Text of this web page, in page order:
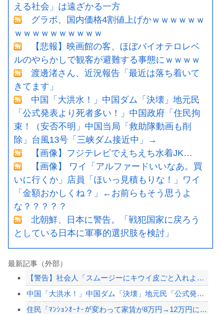
える社会」は遠ざかる一方
グラボ、国内価格4割値上げかｗｗｗｗｗｗ
ｗｗｗｗｗｗｗｗｗｗ
【悲報】映画館の客、ほぼバイオテロレベ
ルのやらかしで観客が避難する事態にｗｗｗｗ
渡邊渚さん、近況報告「最近は落ち着いて
きてます」
中国「大洪水！」中国ダム「決壊」地元民
「公式発表より死者多い！」中国政府「住民拘
束！（安否不明」中国当局「救助隊動画も削
除」台風13号「三峡ダム接近中」→
【画像】フジテレビでえちえち水着JK…
【画像】 ワイ「アルファードいいなあ。買
いに行くか」店員「ほいっ見積もりな！」ワイ
「金額おかしくね？」←お前らもそう思うよ
な？？？？？
北朝鮮、日本に警告。「戦犯国家に戻ろう
としている日本に軍事的選択肢を検討」
最新記事（外部）
【警告】社会人「スムージーにキウイ皮ごと入れよ。これ美容にいいんだよね〜」→ 結...
中国「大洪水！」中国ダム「決壊」地元民「公式発表より死者多い！」中国政府「住民拘...
住民「ﾏﾝｼｮﾝｵｰﾅｰが変わって家賃が8万円→12万円にすると言われた、とても...